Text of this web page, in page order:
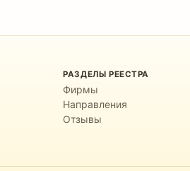
РАЗДЕЛЫ РЕЕСТРА
Фирмы
Направления
Отзывы